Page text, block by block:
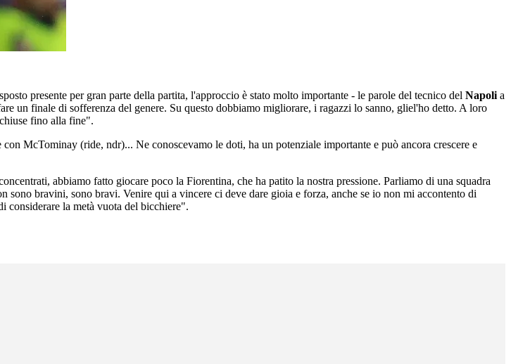
presente per gran parte della partita, l'approccio è stato molto importante - le parole del tecnico del Napoli a
un finale di sofferenza del genere. Su questo dobbiamo migliorare, i ragazzi lo sanno, gliel'ho detto. A loro
fino alla fine".
McTominay (ride, ndr)... Ne conoscevamo le doti, ha un potenziale importante e può ancora crescere e
abbiamo fatto giocare poco la Fiorentina, che ha patito la nostra pressione. Parliamo di una squadra
bravini, sono bravi. Venire qui a vincere ci deve dare gioia e forza, anche se io non mi accontento di
considerare la metà vuota del bicchiere".